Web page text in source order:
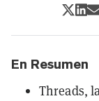
En Resumen
Threads,